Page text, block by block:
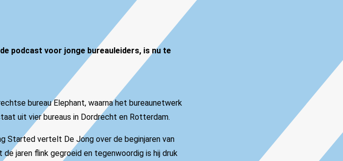
podcast voor jonge bureauleiders, is nu te
bureau Elephant, waarna het bureaunetwerk
uit vier bureaus in Dordrecht en Rotterdam.
Started vertelt De Jong over de beginjaren van
jaren flink gegroeid en tegenwoordig is hij druk